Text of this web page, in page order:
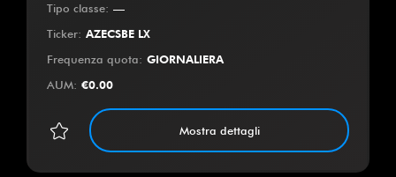
Tipo classe: —
Ticker: AZECSBE LX
Frequenza quota: GIORNALIERA
AUM: €0.00
Mostra dettagli